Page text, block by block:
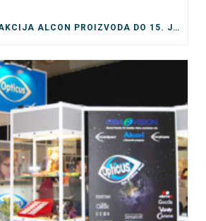
VELEPRODAJNA AKCIJA ALCON PROIZVODA DO 15. JULA